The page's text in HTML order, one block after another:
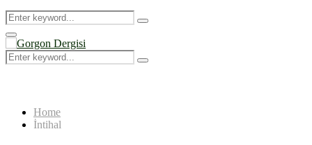
Search
for:
Search
Primary
Menu
Search
for:
Search
Home
İntihal